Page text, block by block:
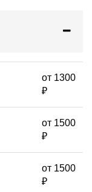
от 1300
₽
от 1500
₽
от 1500
₽